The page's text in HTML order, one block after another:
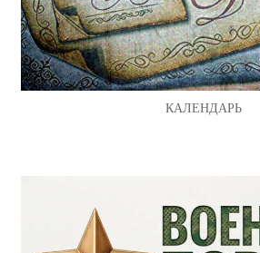
КАЛЕНДАРЬ